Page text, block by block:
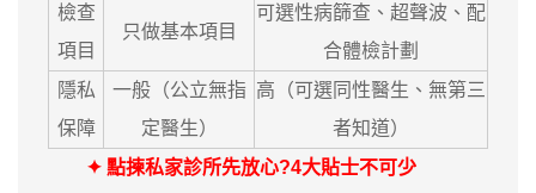
檢查
項目
只做基本項目
可選性病篩查、超聲波、配
合體檢計劃
隱私
保障
一般（公立無指
定醫生）
高（可選同性醫生、無第三
者知道）
✦ 點揀私家診所先放心?4大貼士不可少